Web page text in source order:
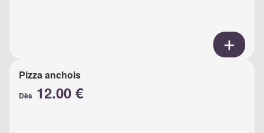
Pizza anchois
Dès 12.00 €